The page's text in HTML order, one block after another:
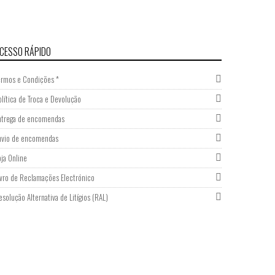
RÁPIDO
e Condições *
de Troca e Devolução
de encomendas
de encomendas
Online
de Reclamações Electrónico
Alternativa de Litígios (RAL)